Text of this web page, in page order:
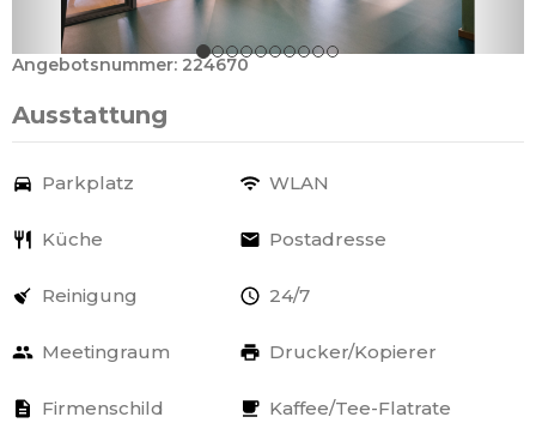
Angebotsnummer: 224670
Ausstattung
Parkplatz WLAN
Küche Postadresse
Reinigung 24/7
Meetingraum Drucker/Kopierer
Firmenschild Kaffee/Tee-Flatrate